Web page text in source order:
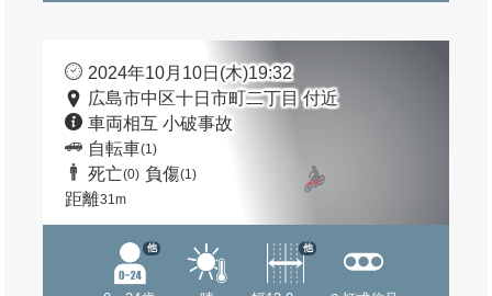
2024年10月10日(木)19:32
広島市中区十日市町二丁目 付近
車両相互 小破事故
自転車(1)
死亡(0) 負傷(1)
距離31m
他 他